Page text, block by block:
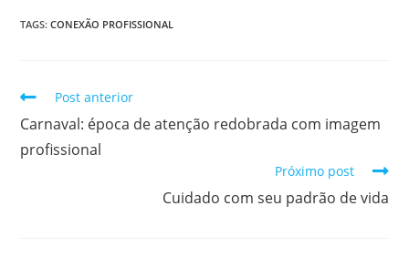
TAGS:CONEXÃO PROFISSIONAL
Post anterior
Carnaval: época de atenção redobrada com imagem
profissional
Próximo post
Cuidado com seu padrão de vida